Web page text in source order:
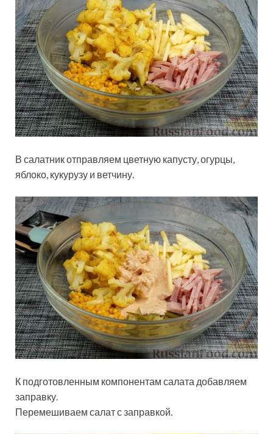
В салатник отправляем цветную капусту, огурцы,
яблоко, кукурузу и ветчину.
К подготовленным компонентам салата добавляем
заправку.
Перемешиваем салат с заправкой.